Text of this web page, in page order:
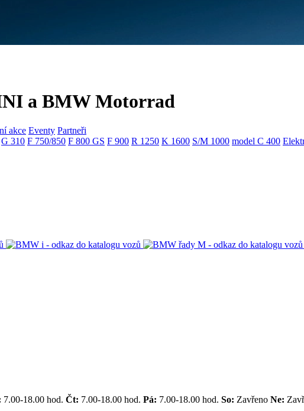
a BMW Motorrad
akce Eventy Partneři
G 310 F 750/850 F 800 GS F 900 R 1250 K 1600 S/M 1000 model C 400
7.00-18.00 hod. Čt: 7.00-18.00 hod. Pá: 7.00-18.00 hod. So: Zavřeno Ne: